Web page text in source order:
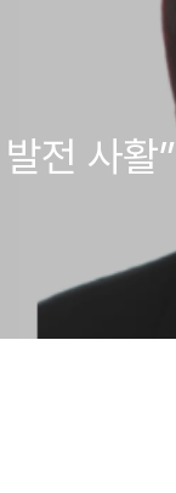
전 사활”